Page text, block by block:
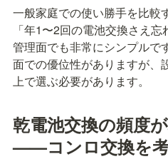
一般家庭での使い勝手を比較
「年1〜2回の電池交換さえ
管理面でも非常にシンプルで
面での優位性がありますが、
上で選ぶ必要があります。
乾電池交換の頻度
——コンロ交換を